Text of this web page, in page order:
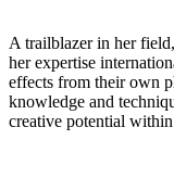
A trailblazer in her
her expertise
effects from their own
knowledge and
creative potential